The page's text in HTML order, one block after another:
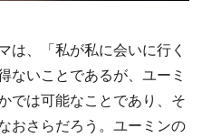
、「私が私に会いに行く
ないことであるが、ユーミ
では可能なことであり、そ
おさらだろう。ユーミンの